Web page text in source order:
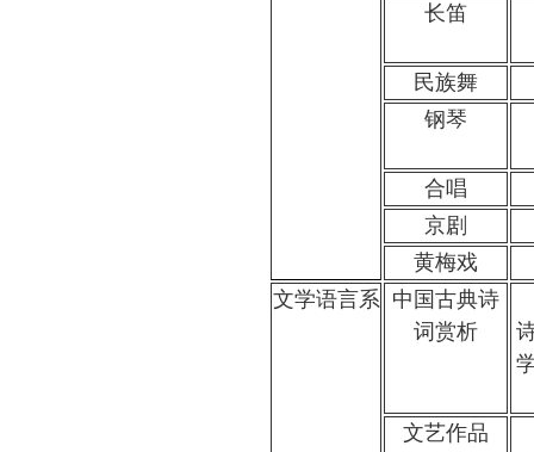
长笛
民族舞
钢琴
合唱
京剧
黄梅戏
文学语言系 中国古典诗
词赏析
文艺作品